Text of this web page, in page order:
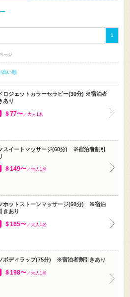
1
ージ
高い順
ロジェットカラーセラピー(30分) ※宿泊者
あり
＄77〜 ／大人1名
スイートマッサージ(60分) ※宿泊者割引
＄149〜／大人1名
ホットストーンマッサージ(60分) ※宿泊
きあり
＄165〜／大人1名
ボディラップ(75分) ※宿泊者割引きあり
＄198〜／大人1名